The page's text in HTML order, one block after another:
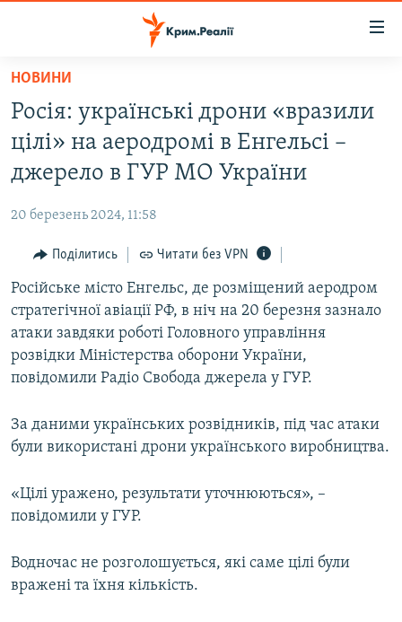
Перейти
основного
матеріалу
до
основної
навігації
Перейти
пошуку
ВОДА.КРИМ
БЛОГИ
ПОГЛЯД
ІНТЕРВ'Ю
ВСЕ ЗА ДЕНЬ
СПЕЦПРОЕКТИ
ДЕПОРТАЦІЯ
ВІДЕОУРОКИ «ELIFBE»
СВІДЧЕННЯ ОКУПАЦІЇ
ІНФОГРАФІКА
ЯК ОБІЙТИ БЛОКУВАННЯ
Русский
ДОЛУЧАЙСЯ!
НОВИНИ
Росія: українські дрони «вразили
цілі» на аеродромі в Енгельсі –
джерело в ГУР МО України
20 березень 2024, 11:58
Поділитись Читати без VPN
Російське місто Енгельс, де розміщений аеродром
стратегічної авіації РФ, в ніч на 20 березня зазнало
атаки завдяки роботі Головного управління
розвідки Міністерства оборони України,
повідомили Радіо Свобода джерела у ГУР.
За даними українських розвідників, під час атаки
були використані дрони українського виробництва.
«Цілі уражено, результати уточнюються», –
повідомили у ГУР.
Водночас не розголошується, які саме цілі були
вражені та їхня кількість.